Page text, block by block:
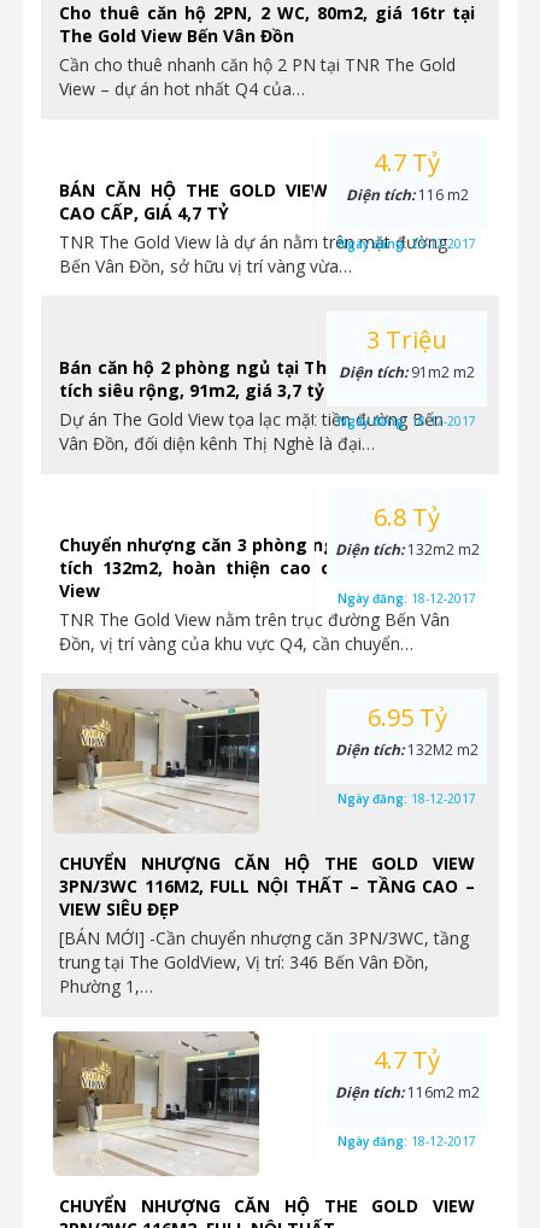
Cho thuê căn hộ 2PN, 2 WC, 80m2, giá 16tr tại
The Gold View Bến Vân Đồn
Cần cho thuê nhanh căn hộ 2 PN tại TNR The Gold
View – dự án hot nhất Q4 của…
BÁN CĂN HỘ THE GOLD VIEW 3PN, NỘI THẤT
CAO CẤP, GIÁ 4,7 TỶ
TNR The Gold View là dự án nằm trên mặt đường
Bến Vân Đồn, sở hữu vị trí vàng vừa…
4.7 Tỷ
Diện tích:116 m2
Ngày đăng:23-12-2017
Bán căn hộ 2 phòng ngủ tại The Gold View, diện
tích siêu rộng, 91m2, giá 3,7 tỷ
Dự án The Gold View tọa lạc mặt tiền đường Bến
Vân Đồn, đối diện kênh Thị Nghè là đại…
3 Triệu
Diện tích:91m2 m2
Ngày đăng: 18-12-2017
Chuyển nhượng căn 3 phòng ngủ vị trí góc, diện
tích 132m2, hoàn thiện cao cấp tại The Gold
View
TNR The Gold View nằm trên trục đường Bến Vân
Đồn, vị trí vàng của khu vực Q4, cần chuyển…
6.8 Tỷ
Diện tích:132m2 m2
Ngày đăng: 18-12-2017
CHUYỂN NHƯỢNG CĂN HỘ THE GOLD VIEW
3PN/3WC 116M2, FULL NỘI THẤT – TẦNG CAO –
VIEW SIÊU ĐẸP
[BÁN MỚI] -Cần chuyển nhượng căn 3PN/3WC, tầng
trung tại The GoldView, Vị trí: 346 Bến Vân Đồn,
Phường 1,…
6.95 Tỷ
Diện tích:132M2 m2
Ngày đăng: 18-12-2017
CHUYỂN NHƯỢNG CĂN HỘ THE GOLD VIEW
4.7 Tỷ
Diện tích:116m2 m2
Ngày đăng: 18-12-2017